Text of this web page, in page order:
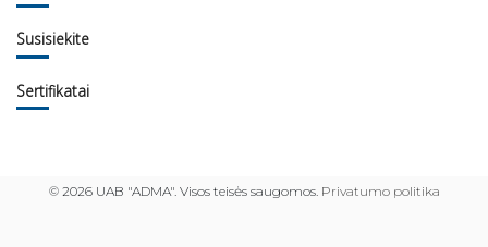
Susisiekite
Sertifikatai
© 2026 UAB "ADMA". Visos teisės saugomos. Privatumo politika